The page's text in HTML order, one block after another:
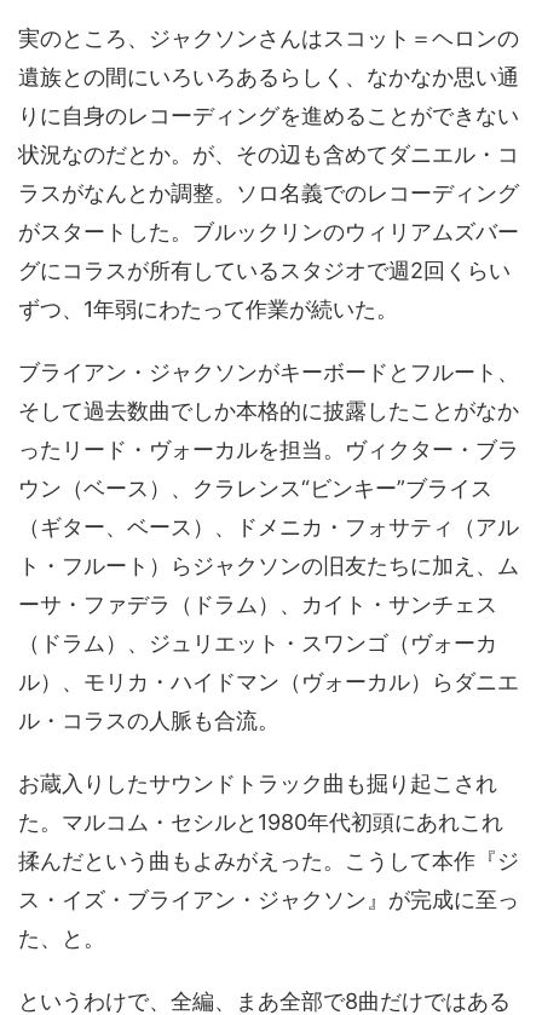
実のところ、ジャクソンさんはスコット＝ヘロンの
遺族との間にいろいろあるらしく、なかなか思い通
りに自身のレコーディングを進めることができない
状況なのだとか。が、その辺も含めてダニエル・コ
ラスがなんとか調整。ソロ名義でのレコーディング
がスタートした。ブルックリンのウィリアムズバー
グにコラスが所有しているスタジオで週2回くらい
ずつ、1年弱にわたって作業が続いた。
ブライアン・ジャクソンがキーボードとフルート、
そして過去数曲でしか本格的に披露したことがなか
ったリード・ヴォーカルを担当。ヴィクター・ブラ
ウン（ベース）、クラレンス“ビンキー”ブライス
（ギター、ベース）、ドメニカ・フォサティ（アル
ト・フルート）らジャクソンの旧友たちに加え、ム
ーサ・ファデラ（ドラム）、カイト・サンチェス
（ドラム）、ジュリエット・スワンゴ（ヴォーカ
ル）、モリカ・ハイドマン（ヴォーカル）らダニエ
ル・コラスの人脈も合流。
お蔵入りしたサウンドトラック曲も掘り起こされ
た。マルコム・セシルと1980年代初頭にあれこれ
揉んだという曲もよみがえった。こうして本作『ジ
ス・イズ・ブライアン・ジャクソン』が完成に至っ
た、と。
というわけで、全編、まあ全部で8曲だけではある